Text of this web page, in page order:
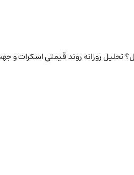
تحلیل روزانه روند قیمتی اسکرات و